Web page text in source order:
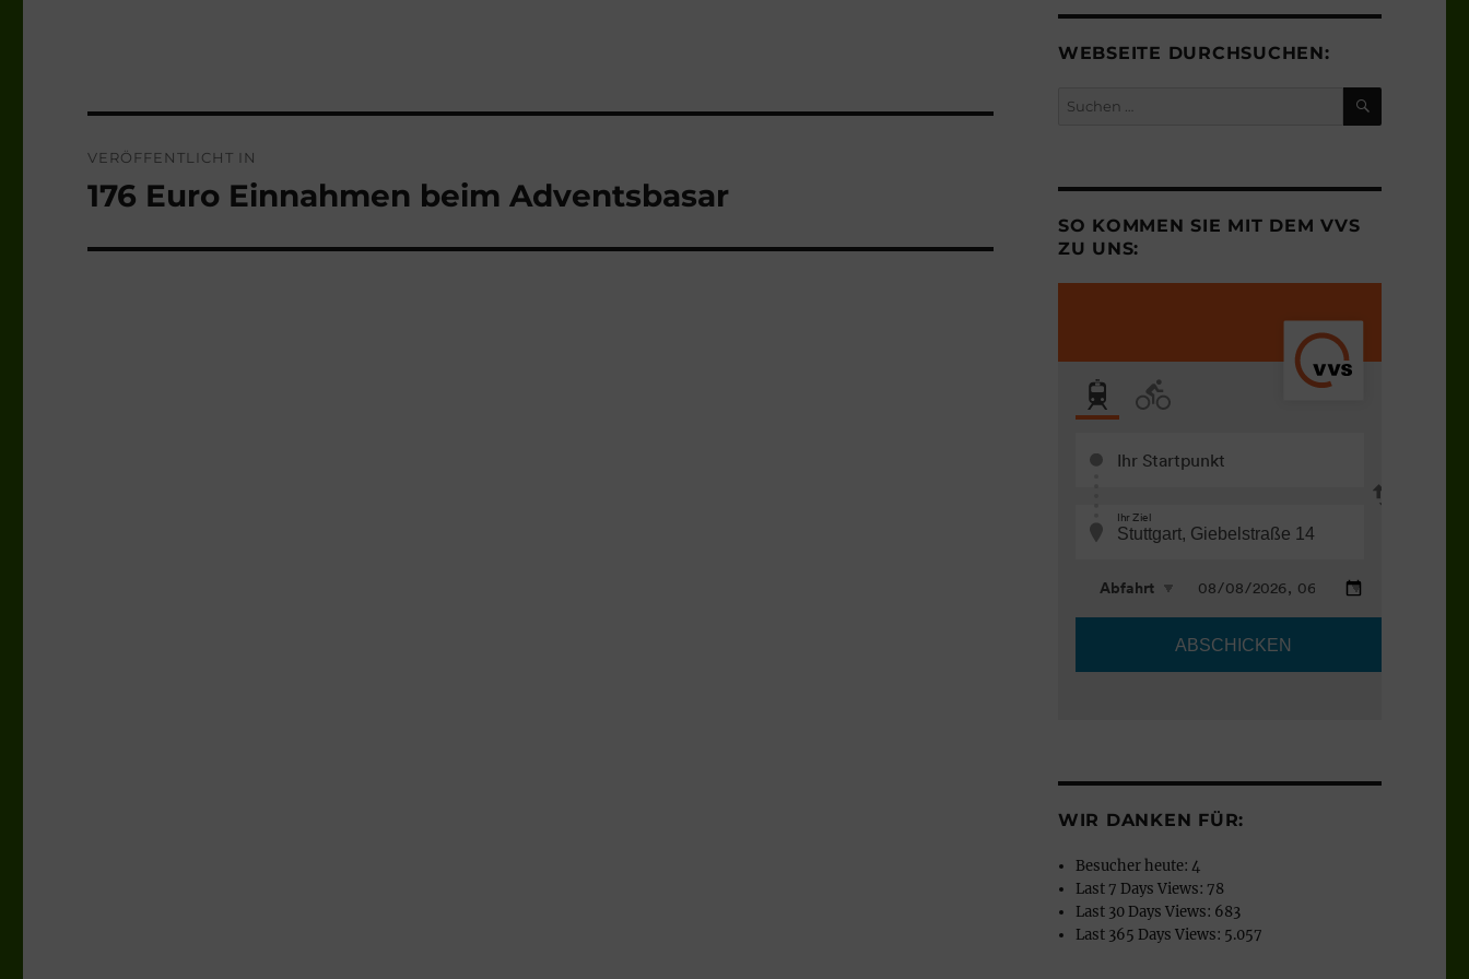
VERÖFFENTLICHT IN
176 Euro Einnahmen beim Adventsbasar
WEBSEITE DURCHSUCHEN:
Suchen
SUCHEN
SO KOMMEN SIE MIT DEM VVS
ZU UNS:
WIR DANKEN FÜR:
Besucher heute:4
Last 7 Days Views: 78
Last 30 Days Views: 683
Last 365 Days Views: 5.057